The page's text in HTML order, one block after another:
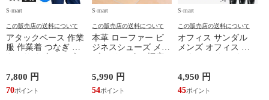
S-mart
この販売店の送料について
アタックベース 作業
服 作業着 つなぎ 大
きいサイズ メンズ
オーバーオール ユニ
フォーム サロペット
整備士 車 バイク 汚
7,800 円
70
S-mart
この販売店の送料について
本革 ローファー ビ
ジネスシューズ メン
ズ スリッポン 幅広
3002 3003 3004 3005
5,990 円
54
S-mart
この販売店の送料について
オフィス サンダル
メンズ オフィス ビ
ジネス スリッパ メ
性 つっかけ 履きや
すい 痛くない 室内
履き オフィス履き
4,950 円
45